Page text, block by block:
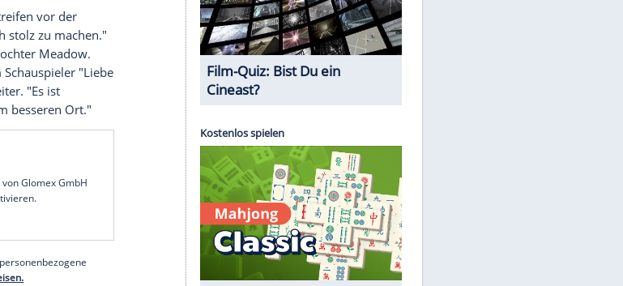
Blick auf dem Foto andächtig
ich heute planen, wie ich dich
Haha. Stattdessen denke ich
Bruder zu nennen."
der Filmcrew des neuen "Fast
zurückhalten. "Die Tränen
würden mit der Zeit von
Furious"-Streifen vor der
Lebensmittel, die nicht schlecht
werden
Quiz